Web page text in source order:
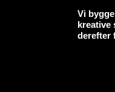
Vi
kreative
derefter